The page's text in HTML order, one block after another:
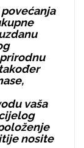
vaša
nosite